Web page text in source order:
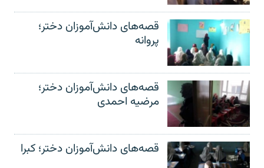
قصه‌های دانش‌آموزان دختر؛
پروانه
قصه‌های دانش‌آموزان دختر؛
مرضیه احمدی
قصه‌های دانش‌آموزان دختر؛ کبرا